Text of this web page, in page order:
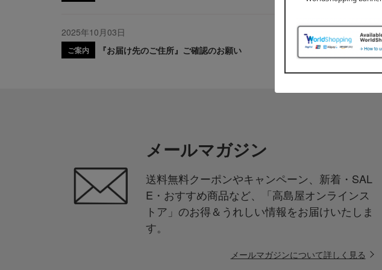
2025年10月03日
ご案内 『お届け先のご住所』ご確認のお願い
メールマガジン
送料無料クーポンやキャンペーン、新着・SAL
E・おすすめ商品など、「高島屋オンラインス
トア」のお得＆うれしい情報をお届けいたしま
す。
メールマガジンについて詳しく見る